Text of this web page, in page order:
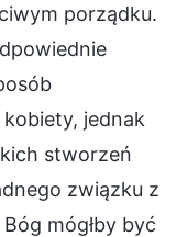
porządku.
jednak
stworzeń
związku z
mógłby być